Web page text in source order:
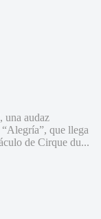
una audaz
que llega
de Cirque du...